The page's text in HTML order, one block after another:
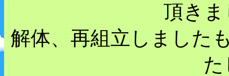
頂き
解体、再組立しました